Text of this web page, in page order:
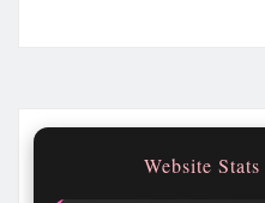
Website Stats